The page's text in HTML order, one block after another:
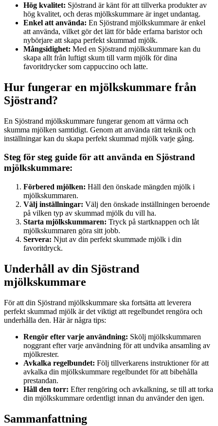
Hög kvalitet: Sjöstrand är känt för att tillverka produkter av
hög kvalitet, och deras mjölkskummare är inget undantag.
Enkel att använda: En Sjöstrand mjölkskummare är enkel
att använda, vilket gör det lätt för både erfarna baristor och
nybörjare att skapa perfekt skummad mjölk.
Mångsidighet: Med en Sjöstrand mjölkskummare kan du
skapa allt från luftigt skum till varm mjölk för dina
favoritdrycker som cappuccino och latte.
Hur fungerar en mjölkskummare från
Sjöstrand?
En Sjöstrand mjölkskummare fungerar genom att värma och
skumma mjölken samtidigt. Genom att använda rätt teknik och
inställningar kan du skapa perfekt skummad mjölk varje gång.
Steg för steg guide för att använda en Sjöstrand
mjölkskummare:
Förbered mjölken: Häll den önskade mängden mjölk i
mjölkskummaren.
Välj inställningar: Välj den önskade inställningen beroende
på vilken typ av skummad mjölk du vill ha.
Starta mjölkskummaren: Tryck på startknappen och låt
mjölkskummaren göra sitt jobb.
Servera: Njut av din perfekt skummade mjölk i din
favoritdryck.
Underhåll av din Sjöstrand
mjölkskummare
För att din Sjöstrand mjölkskummare ska fortsätta att leverera
perfekt skummad mjölk är det viktigt att regelbundet rengöra och
underhålla den. Här är några tips:
Rengör efter varje användning: Skölj mjölkskummaren
noggrant efter varje användning för att undvika ansamling av
mjölkrester.
Avkalka regelbundet: Följ tillverkarens instruktioner för att
avkalka din mjölkskummare regelbundet för att bibehålla
prestandan.
Håll den torr: Efter rengöring och avkalkning, se till att torka
din mjölkskummare ordentligt innan du använder den igen.
Sammanfattning